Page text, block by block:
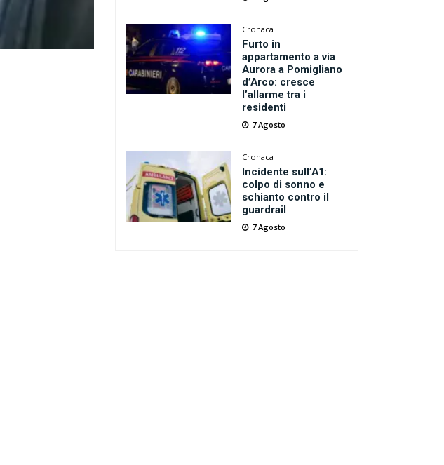
Cronaca
Furto in
appartamento a via
Aurora a Pomigliano
d’Arco: cresce
l’allarme tra i
residenti
7 Agosto
Cronaca
Incidente sull’A1:
colpo di sonno e
schianto contro il
guardrail
7 Agosto